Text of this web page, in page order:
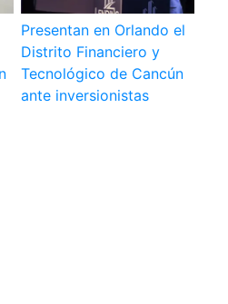
Presentan en Orlando el
Distrito Financiero y
Tecnológico de Cancún
ante inversionistas